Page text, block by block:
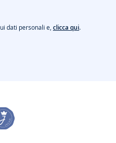
dati personali e,clicca qui.